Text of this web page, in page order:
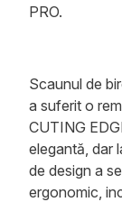
PRO.
Scaunul de
a suferit o
CUTING
elegantă, dar
de design a
ergonomic,